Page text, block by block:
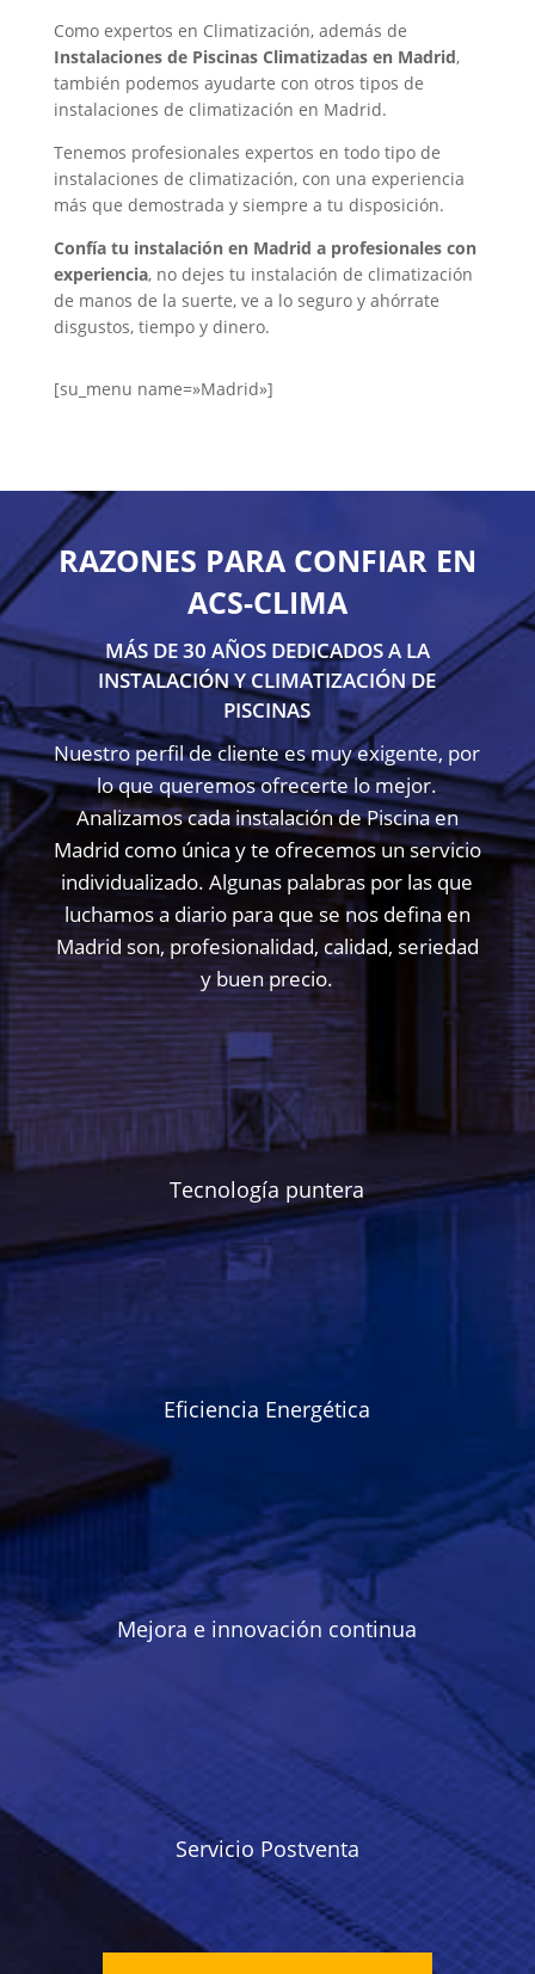
Como expertos en Climatización, además de
Instalaciones de Piscinas Climatizadas en Madrid,
también podemos ayudarte con otros tipos de
instalaciones de climatización en Madrid.
Tenemos profesionales expertos en todo tipo de
instalaciones de climatización, con una experiencia
más que demostrada y siempre a tu disposición.
Confía tu instalación en Madrid a profesionales con
experiencia, no dejes tu instalación de climatización
de manos de la suerte, ve a lo seguro y ahórrate
disgustos, tiempo y dinero.
[su_menu name=»Madrid»]
RAZONES PARA CONFIAR EN
ACS-CLIMA
MÁS DE 30 AÑOS DEDICADOS A LA
INSTALACIÓN Y CLIMATIZACIÓN DE
PISCINAS
Nuestro perfil de cliente es muy exigente, por
lo que queremos ofrecerte lo mejor.
Analizamos cada instalación de Piscina en
Madrid como única y te ofrecemos un servicio
individualizado. Algunas palabras por las que
luchamos a diario para que se nos defina en
Madrid son, profesionalidad, calidad, seriedad
y buen precio.
Tecnología puntera
Eficiencia Energética
Mejora e innovación continua
Servicio Postventa